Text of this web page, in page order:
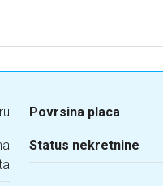
Povrsina placa
Status nekretnine